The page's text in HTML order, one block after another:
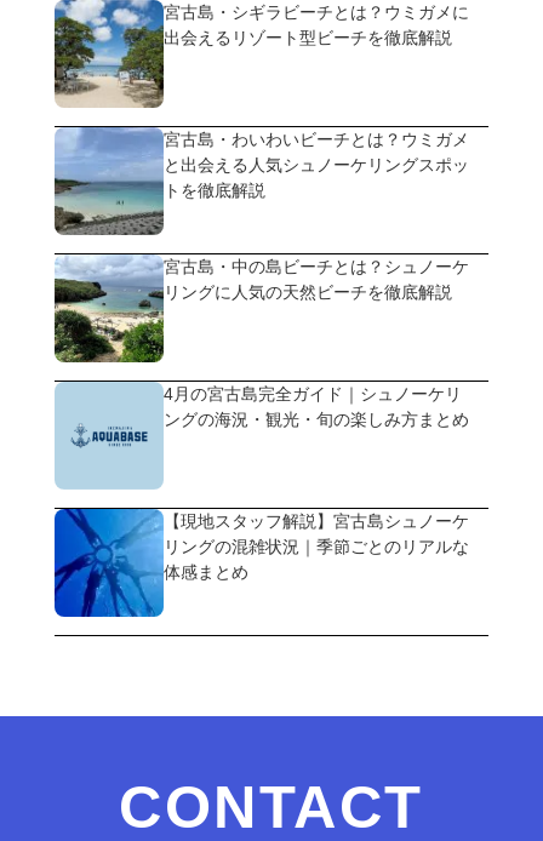
宮古島・シギラビーチとは？ウミガメに
出会えるリゾート型ビーチを徹底解説
宮古島・わいわいビーチとは？ウミガメ
と出会える人気シュノーケリングスポッ
トを徹底解説
宮古島・中の島ビーチとは？シュノーケ
リングに人気の天然ビーチを徹底解説
4月の宮古島完全ガイド｜シュノーケリ
ングの海況・観光・旬の楽しみ方まとめ
【現地スタッフ解説】宮古島シュノーケ
リングの混雑状況｜季節ごとのリアルな
体感まとめ
CONTACT